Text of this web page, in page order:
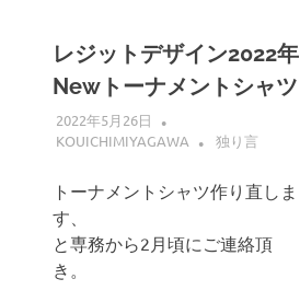
レジットデザイン2022年
Newトーナメントシャツ
2022年5月26日
KOUICHIMIYAGAWA
独り言
トーナメントシャツ作り直しま
す、
と専務から2月頃にご連絡頂
き。